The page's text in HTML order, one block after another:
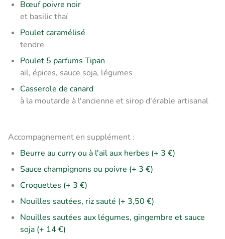
Bœuf poivre noir
et basilic thaï
Poulet caramélisé
tendre
Poulet 5 parfums Tipan
ail, épices, sauce soja, légumes
Casserole de canard
à la moutarde à l'ancienne et sirop d'érable artisanal
Accompagnement en supplément :
Beurre au curry ou à l'ail aux herbes (+ 3 €)
Sauce champignons ou poivre (+ 3 €)
Croquettes (+ 3 €)
Nouilles sautées, riz sauté (+ 3,50 €)
Nouilles sautées aux légumes, gingembre et sauce
soja (+ 14 €)